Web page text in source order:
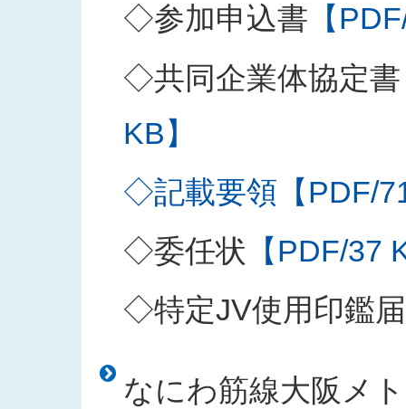
◇参加申込書 【
◇共同企業体協定書
KB】
◇記載要領【PDF/
◇委任状 【PDF/37
◇特定JV使用印鑑届
なにわ筋線大阪メ